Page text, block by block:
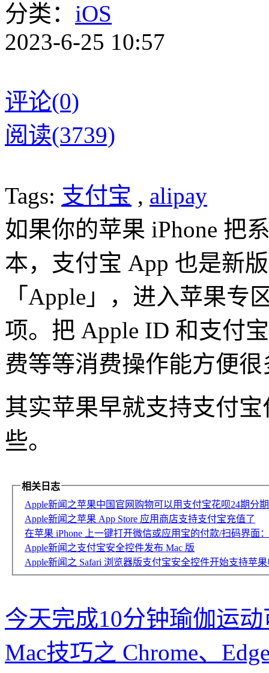
分类： iOS
2023-6-25 10:57
评论(0)
阅读(3739)
Tags: 支付宝 , alipay
如果你的苹果 iPhone 把
本，支付宝 App 也是新
「Apple」，进入苹果
项。把 Apple ID 和支付
费等等消费操作能方便很
其实苹果早就支持支付
些。
相关日志
Apple新闻之苹果中国官网购物可以用支付宝花呗24期分
Apple新闻之苹果 App Store 应用商店支持支付宝充值了
在苹果 iPhone 上一键打开微信或应用宝的付款/扫码界面
Apple新闻之支付宝安全控件发布 Mac 版
Apple新闻之 Safari 浏览器版支付宝安全控件开始支持苹
今天完成10分钟瑜伽运
Mac技巧之 Chrome、